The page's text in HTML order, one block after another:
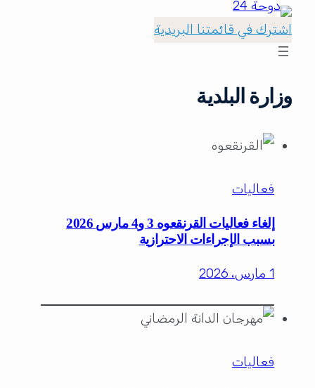
اشترك في قائمتنا البريدية
وزارة البلدية
فعاليات
إلغاء فعاليات القرنقعوه 3 و4 مارس 2026
بسبب الإجراءات الاحترازية
1 مارس، 2026
فعاليات